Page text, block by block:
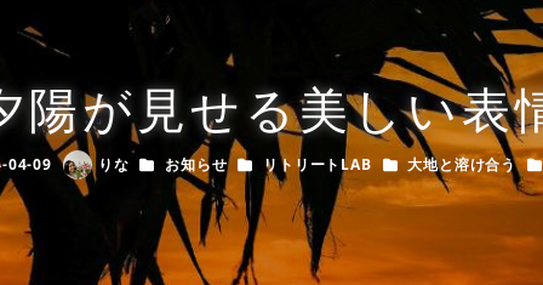
陽が見せる美しい表
04-09
Author
りな カテゴリー
お知らせ カテゴリー
リトリートLAB カテゴリー
大地と溶け合う